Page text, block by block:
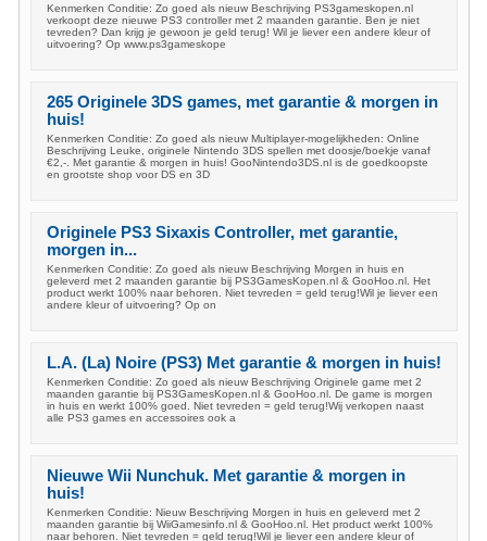
Kenmerken Conditie: Zo goed als nieuw Beschrijving PS3gameskopen.nl
verkoopt deze nieuwe PS3 controller met 2 maanden garantie. Ben je niet
tevreden? Dan krijg je gewoon je geld terug! Wil je liever een andere kleur of
uitvoering? Op www.ps3gameskope
265 Originele 3DS games, met garantie & morgen in
huis!
Kenmerken Conditie: Zo goed als nieuw Multiplayer-mogelijkheden: Online
Beschrijving Leuke, originele Nintendo 3DS spellen met doosje/boekje vanaf
€2,-. Met garantie & morgen in huis! GooNintendo3DS.nl is de goedkoopste
en grootste shop voor DS en 3D
Originele PS3 Sixaxis Controller, met garantie,
morgen in...
Kenmerken Conditie: Zo goed als nieuw Beschrijving Morgen in huis en
geleverd met 2 maanden garantie bij PS3GamesKopen.nl & GooHoo.nl. Het
product werkt 100% naar behoren. Niet tevreden = geld terug!Wil je liever een
andere kleur of uitvoering? Op on
L.A. (La) Noire (PS3) Met garantie & morgen in huis!
Kenmerken Conditie: Zo goed als nieuw Beschrijving Originele game met 2
maanden garantie bij PS3GamesKopen.nl & GooHoo.nl. De game is morgen
in huis en werkt 100% goed. Niet tevreden = geld terug!Wij verkopen naast
alle PS3 games en accessoires ook a
Nieuwe Wii Nunchuk. Met garantie & morgen in
huis!
Kenmerken Conditie: Nieuw Beschrijving Morgen in huis en geleverd met 2
maanden garantie bij WiiGamesinfo.nl & GooHoo.nl. Het product werkt 100%
naar behoren. Niet tevreden = geld terug!Wil je liever een andere kleur of